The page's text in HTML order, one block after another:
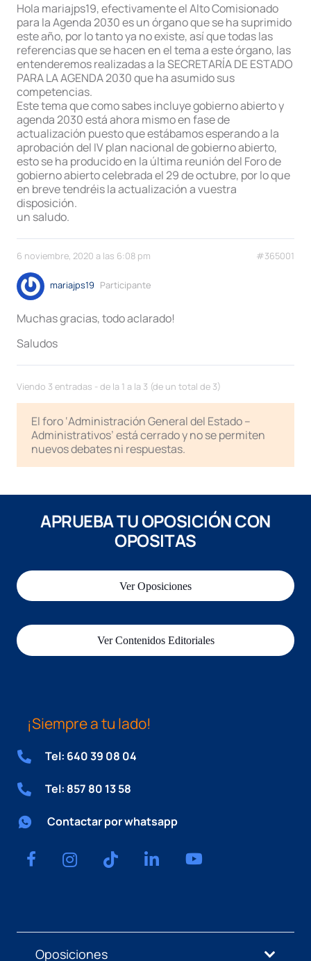
Hola mariajps19, efectivamente el Alto Comisionado
para la Agenda 2030 es un órgano que se ha suprimido
este año, por lo tanto ya no existe, así que todas las
referencias que se hacen en el tema a este órgano, las
entenderemos realizadas a la SECRETARÍA DE ESTADO
PARA LA AGENDA 2030 que ha asumido sus
competencias.
Este tema que como sabes incluye gobierno abierto y
agenda 2030 está ahora mismo en fase de
actualización puesto que estábamos esperando a la
aprobación del IV plan nacional de gobierno abierto,
esto se ha producido en la última reunión del Foro de
gobierno abierto celebrada el 29 de octubre, por lo que
en breve tendréis la actualización a vuestra
disposición.
un saludo.
6 noviembre, 2020 a las 6:08 pm #365001
mariajps19 Participante
Muchas gracias, todo aclarado!
Saludos
Viendo 3 entradas - de la 1 a la 3 (de un total de 3)
El foro ‘Administración General del Estado –
Administrativos’ está cerrado y no se permiten
nuevos debates ni respuestas.
APRUEBA TU OPOSICIÓN CON
OPOSITAS
Ver Oposiciones
Ver Contenidos Editoriales
¡Siempre a tu lado!
Tel: 640 39 08 04
Tel: 857 80 13 58
Contactar por whatsapp
Oposiciones